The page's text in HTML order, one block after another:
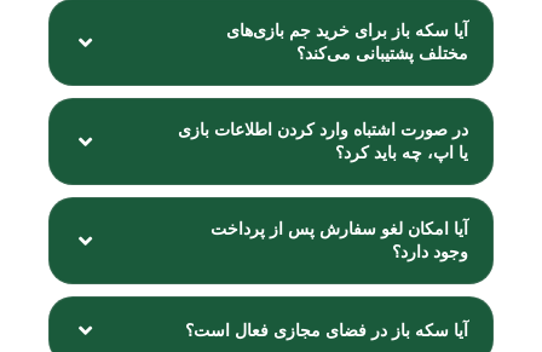
آیا سکه باز برای خرید جم بازی‌های
مختلف پشتیبانی می‌کند؟
در صورت اشتباه وارد کردن اطلاعات بازی
یا اپ، چه باید کرد؟
آیا امکان لغو سفارش پس از پرداخت
وجود دارد؟
آیا سکه باز در فضای مجازی فعال است؟